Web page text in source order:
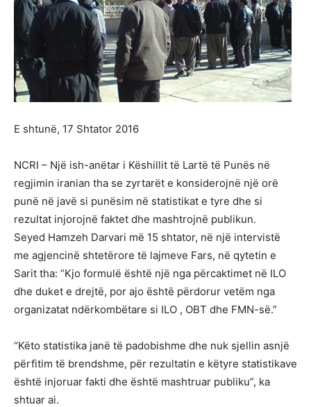
E shtunë, 17 Shtator 2016
NCRI – Një ish-anëtar i Këshillit të Lartë të Punës në
regjimin iranian tha se zyrtarët e konsiderojnë një orë
punë në javë si punësim në statistikat e tyre dhe si
rezultat injorojnë faktet dhe mashtrojnë publikun.
Seyed Hamzeh Darvari më 15 shtator, në një intervistë
me agjencinë shtetërore të lajmeve Fars, në qytetin e
Sarit tha: “Kjo formulë është një nga përcaktimet në ILO
dhe duket e drejtë, por ajo është përdorur vetëm nga
organizatat ndërkombëtare si ILO , OBT dhe FMN-së.”
“Këto statistika janë të padobishme dhe nuk sjellin asnjë
përfitim të brendshme, për rezultatin e këtyre statistikave
është injoruar fakti dhe është mashtruar publiku”, ka
shtuar ai.